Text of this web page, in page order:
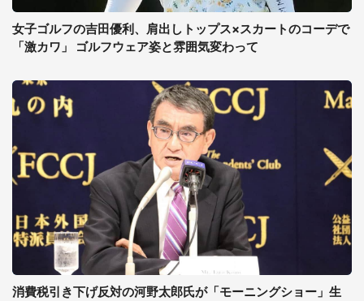
女子ゴルフの吉田優利、肩出しトップス×スカートのコーデで
「激カワ」 ゴルフウェア姿と雰囲気変わって
消費税引き下げ反対の河野太郎氏が「モーニングショー」生